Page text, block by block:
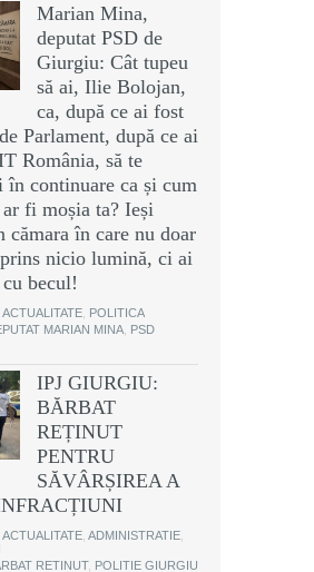
Marian Mina,
deputat PSD de
Giurgiu: Cât tupeu
să ai, Ilie Bolojan,
ca, după ce ai fost
Parlament, după ce ai
România, să te
în continuare ca și cum
ar fi moșia ta? Ieși
cămara în care nu doar
nicio lumină, ci ai
becul!
ACTUALITATE POLITICA
MARIAN MINA PSD
IPJ GIURGIU:
BĂRBAT
REȚINUT
PENTRU
SĂVÂRȘIREA A
ACTUALITATE ADMINISTRATIE
RETINUT, POLITIE GIURGIU